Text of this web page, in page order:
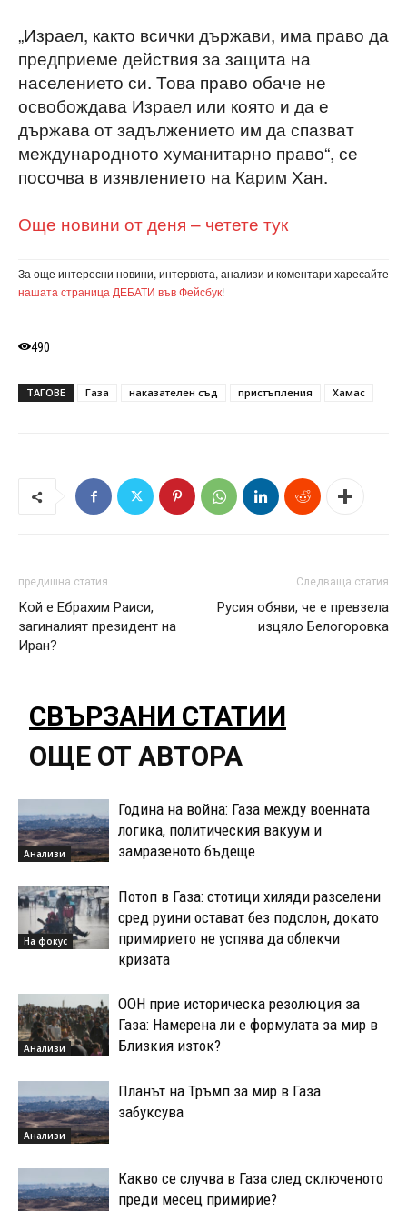
„Израел, както всички държави, има право да
предприеме действия за защита на
населението си. Това право обаче не
освобождава Израел или която и да е
държава от задължението им да спазват
международното хуманитарно право“, се
посочва в изявлението на Карим Хан.
Още новини от деня – четете тук
За още интересни новини, интервюта, анализи и коментари харесайте
нашата страница ДЕБАТИ във Фейсбук!
490
ТАГОВЕ Газа наказателен съд пристъпления Хамас
предишна статия
Кой е Ебрахим Раиси,
загиналият президент на
Иран?
Следваща статия
Русия обяви, че е превзела
изцяло Белогоровка
СВЪРЗАНИ СТАТИИ
ОЩЕ ОТ АВТОРА
Анализи
Година на война: Газа между военната
логика, политическия вакуум и
замразеното бъдеще
На фокус
Потоп в Газа: стотици хиляди разселени
сред руини остават без подслон, докато
примирието не успява да облекчи
кризата
Анализи
ООН прие историческа резолюция за
Газа: Намерена ли е формулата за мир в
Близкия изток?
Анализи
Планът на Тръмп за мир в Газа
забуксува
Какво се случва в Газа след сключеното
преди месец примирие?